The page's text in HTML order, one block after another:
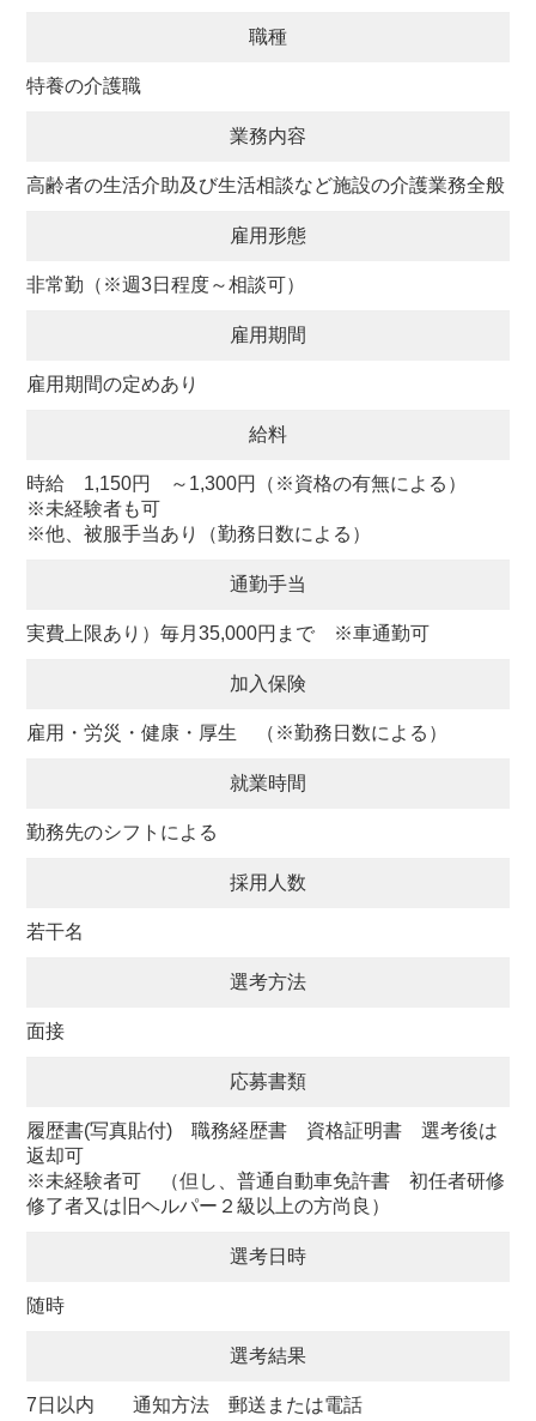
職種
特養の介護職
業務内容
高齢者の生活介助及び生活相談など施設の介護業務全般
雇用形態
非常勤（※週3日程度～相談可）
雇用期間
雇用期間の定めあり
給料
時給 1,150円 ～1,300円（※資格の有無による）
※未経験者も可
※他、被服手当あり（勤務日数による）
通勤手当
実費上限あり）毎月35,000円まで ※車通勤可
加入保険
雇用・労災・健康・厚生 （※勤務日数による）
就業時間
勤務先のシフトによる
採用人数
若干名
選考方法
面接
応募書類
履歴書(写真貼付) 職務経歴書 資格証明書 選考後は
返却可
※未経験者可 （但し、普通自動車免許書 初任者研修
修了者又は旧ヘルパー２級以上の方尚良）
選考日時
随時
選考結果
7日以内 通知方法 郵送または電話